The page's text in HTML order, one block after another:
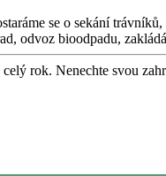
se o sekání
odvoz bioodpadu,
rok. Nenechte svou